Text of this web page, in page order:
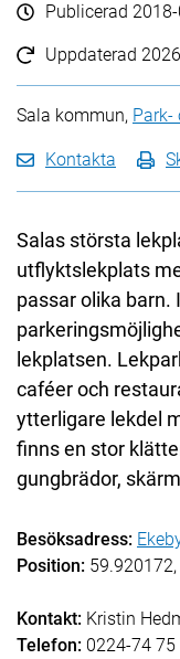
Publicerad
Uppdaterad
Sala kommun, Park-
Kontakta
Salas största
utflyktslekplats
passar olika barn.
lekplatsen.
caféer och
ytterligare lekdel
finns en stor
gungbrädor,
Besöksadress:
Position:
Kontakt: Kristin
Telefon: 0224-74 75